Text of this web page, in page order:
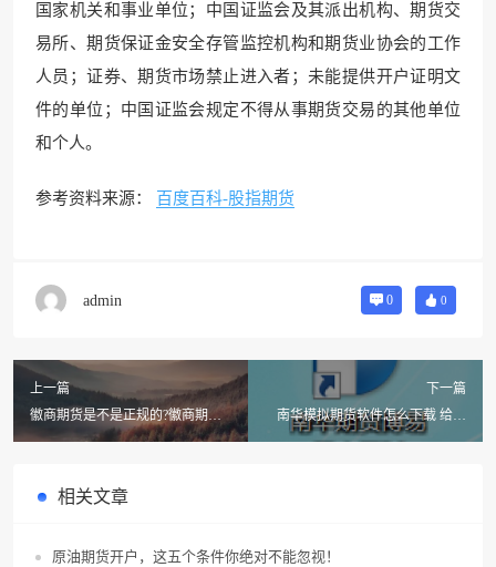
国家机关和事业单位；中国证监会及其派出机构、期货交
易所、期货保证金安全存管监控机构和期货业协会的工作
人员；证券、期货市场禁止进入者；未能提供开户证明文
件的单位；中国证监会规定不得从事期货交易的其他单位
和个人。
参考资料来源： 百度百科-股指期货
admin 0 0
上一篇
徽商期货是不是正规的?徽商期货
是真的吗
下一篇
南华模拟期货软件怎么下载 给个
下载网址
相关文章
原油期货开户，这五个条件你绝对不能忽视！